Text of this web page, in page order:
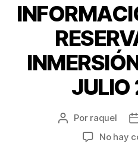
Autor
Por raquel
No hay